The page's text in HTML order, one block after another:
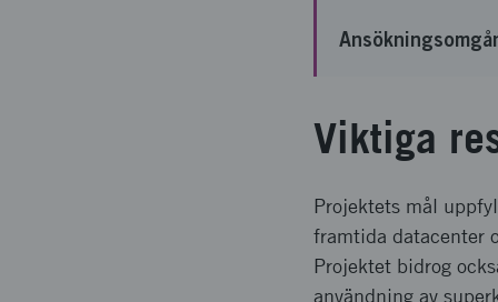
Viktiga
Projektets mål
framtida datacenter
Projektet bidrog
användning av